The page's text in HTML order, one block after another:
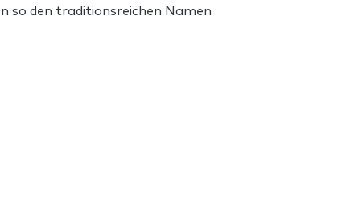
so den traditionsreichen Namen